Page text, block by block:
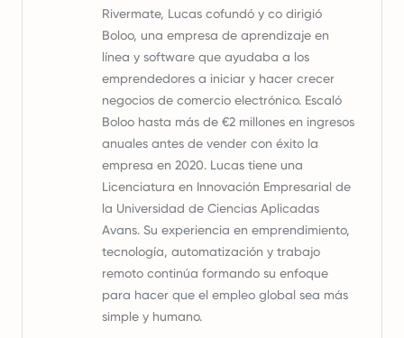
Rivermate, Lucas cofundó y co dirigió
Boloo, una empresa de aprendizaje en
línea y software que ayudaba a los
emprendedores a iniciar y hacer crecer
negocios de comercio electrónico. Escaló
Boloo hasta más de €2 millones en ingresos
anuales antes de vender con éxito la
empresa en 2020. Lucas tiene una
Licenciatura en Innovación Empresarial de
la Universidad de Ciencias Aplicadas
Avans. Su experiencia en emprendimiento,
tecnología, automatización y trabajo
remoto continúa formando su enfoque
para hacer que el empleo global sea más
simple y humano.